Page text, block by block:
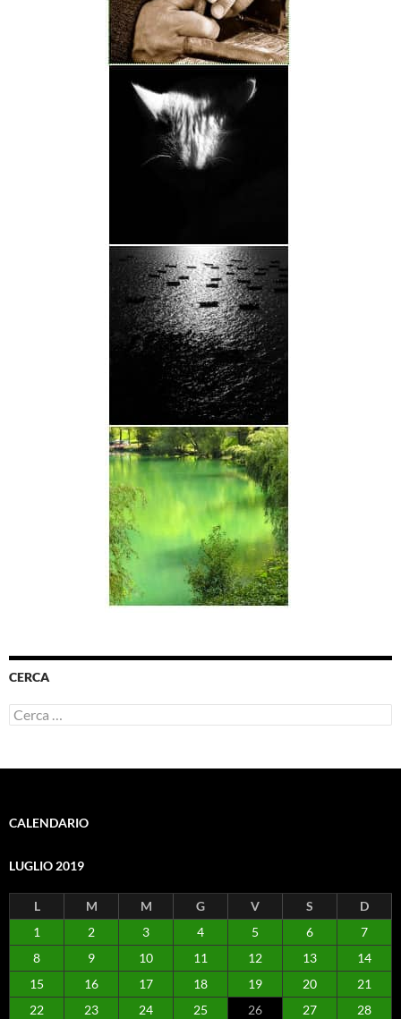
CERCA
Ricerca
per:
CALENDARIO
LUGLIO 2019
L M M G V S
D
1
2 3 4 5 6
7
8
9 10 11 12 13
14
15
16 17 18 19 20
21
22
23 24 25 26 27
28